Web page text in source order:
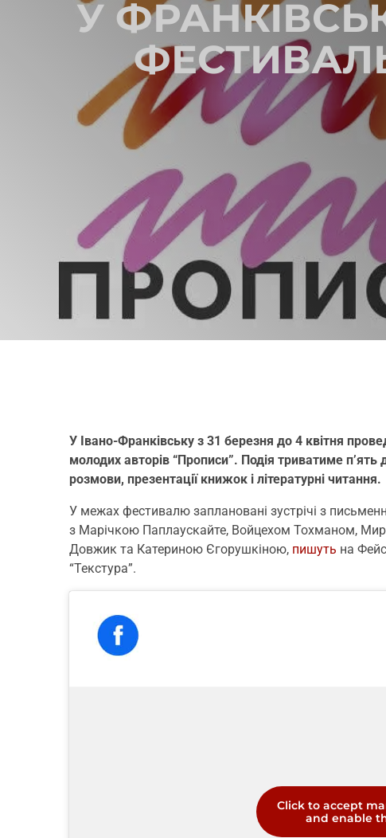
У
У Івано-Франківську з 31 березня до 4 квітня
молодих авторів “Прописи”. Подія триватиме п’ять
розмови, презентації книжок і літературні читання.
У межах фестивалю заплановані зустрічі з
з Марічкою Паплаускайте, Войцехом Тохманом,
Довжик та Катериною Єгорушкіною, пишуть на
“Текстура”.
Click to accept
and enable